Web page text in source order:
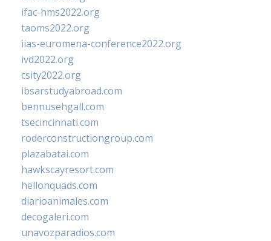
ifac-hms2022.org
taoms2022.org
iias-euromena-conference2022.org
ivd2022.org
csity2022.org
ibsarstudyabroad.com
bennusehgall.com
tsecincinnati.com
roderconstructiongroup.com
plazabatai.com
hawkscayresort.com
hellonquads.com
diarioanimales.com
decogaleri.com
unavozparadios.com